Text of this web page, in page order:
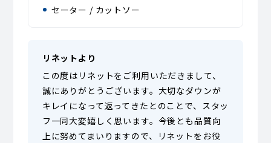
セーター / カットソー
リネットより
この度はリネットをご利用いただきまして、
誠にありがとうございます。大切なダウンが
キレイになって返ってきたとのことで、スタッ
フ一同大変嬉しく思います。今後とも品質向
上に努めてまいりますので、リネットをお役